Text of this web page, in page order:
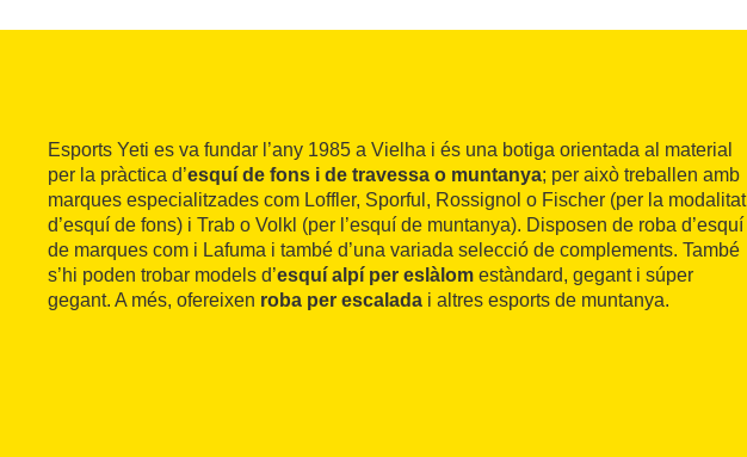
Esports Yeti es va fundar l’any 1985 a Vielha i és una botiga orientada al material
per la pràctica d’esquí de fons i de travessa o muntanya; per això treballen amb
marques especialitzades com Loffler, Sporful, Rossignol o Fischer (per la modalitat
d’esquí de fons) i Trab o Volkl (per l’esquí de muntanya). Disposen de roba d’esquí
de marques com i Lafuma i també d’una variada selecció de complements. També
s’hi poden trobar models d’esquí alpí per eslàlom estàndard, gegant i súper
gegant. A més, ofereixen roba per escalada i altres esports de muntanya.